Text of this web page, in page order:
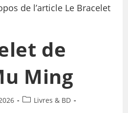
de
Ming
Livres & BD